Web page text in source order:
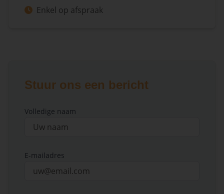
Enkel op afspraak
Stuur ons een bericht
Volledige naam
E-mailadres